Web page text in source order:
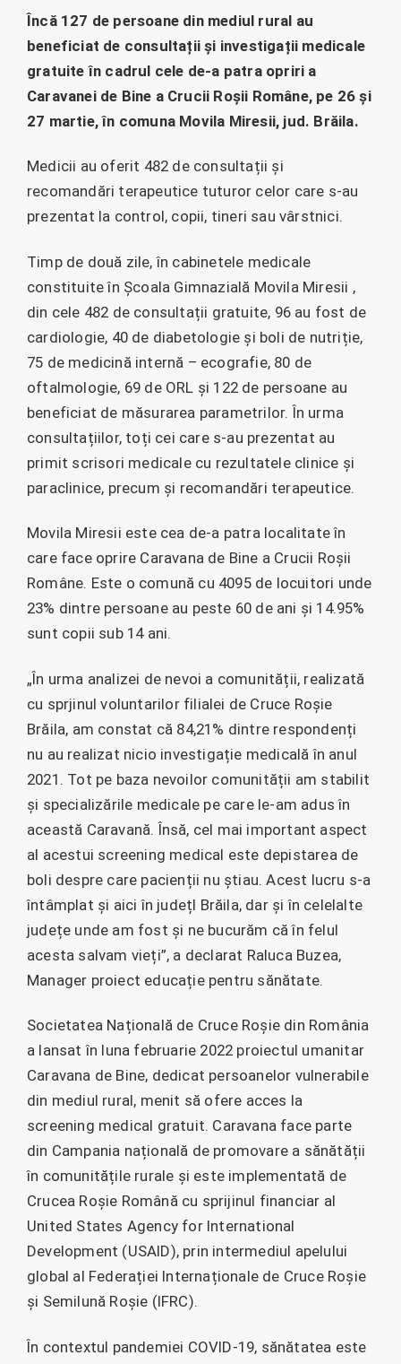
Încă 127 de persoane din mediul rural au
beneficiat de consultații și investigații medicale
gratuite în cadrul cele de-a patra opriri a
Caravanei de Bine a Crucii Roșii Române, pe 26 și
27 martie, în comuna Movila Miresii, jud. Brăila.
Medicii au oferit 482 de consultații și
recomandări terapeutice tuturor celor care s-au
prezentat la control, copii, tineri sau vârstnici.
Timp de două zile, în cabinetele medicale
constituite în Școala Gimnazială Movila Miresii ,
din cele 482 de consultații gratuite, 96 au fost de
cardiologie, 40 de diabetologie și boli de nutriție,
75 de medicină internă – ecografie, 80 de
oftalmologie, 69 de ORL și 122 de persoane au
beneficiat de măsurarea parametrilor. În urma
consultațiilor, toți cei care s-au prezentat au
primit scrisori medicale cu rezultatele clinice și
paraclinice, precum și recomandări terapeutice.
Movila Miresii este cea de-a patra localitate în
care face oprire Caravana de Bine a Crucii Roșii
Române. Este o comună cu 4095 de locuitori unde
23% dintre persoane au peste 60 de ani și 14.95%
sunt copii sub 14 ani.
„În urma analizei de nevoi a comunității, realizată
cu sprjinul voluntarilor filialei de Cruce Roșie
Brăila, am constat că 84,21% dintre respondenți
nu au realizat nicio investigație medicală în anul
2021. Tot pe baza nevoilor comunității am stabilit
și specializările medicale pe care le-am adus în
această Caravană. Însă, cel mai important aspect
al acestui screening medical este depistarea de
boli despre care pacienții nu știau. Acest lucru s-a
întâmplat și aici în județl Brăila, dar și în celelalte
județe unde am fost și ne bucurăm că în felul
acesta salvam vieți”, a declarat Raluca Buzea,
Manager proiect educație pentru sănătate.
Societatea Națională de Cruce Roșie din România
a lansat în luna februarie 2022 proiectul umanitar
Caravana de Bine, dedicat persoanelor vulnerabile
din mediul rural, menit să ofere acces la
screening medical gratuit. Caravana face parte
din Campania națională de promovare a sănătății
în comunitățile rurale și este implementată de
Crucea Roșie Română cu sprijinul financiar al
United States Agency for International
Development (USAID), prin intermediul apelului
global al Federației Internaționale de Cruce Roșie
și Semilună Roșie (IFRC).
În contextul pandemiei COVID-19, sănătatea este